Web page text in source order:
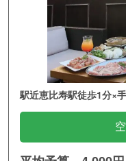
駅近恵比寿駅徒歩1分×